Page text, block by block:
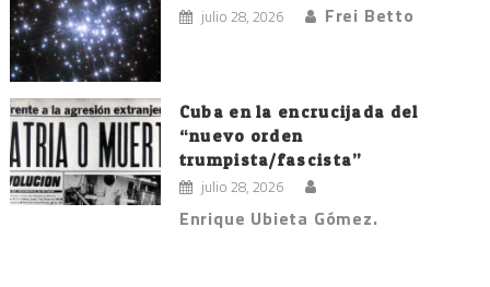
julio 28, 2026 Frei Betto
Cuba en la encrucijada del
“nuevo orden
trumpista/fascista”
julio 28, 2026
Enrique Ubieta Gómez.